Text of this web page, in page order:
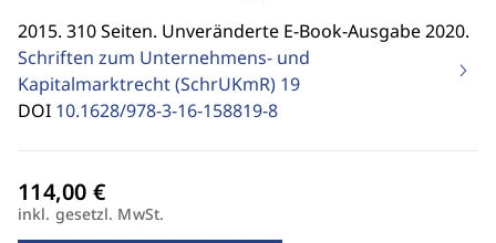
2015. 310 Seiten. Unveränderte E-Book-Ausgabe 2020.
Schriften zum Unternehmens- und
Kapitalmarktrecht (SchrUKmR) 19
DOI 10.1628/978-3-16-158819-8
inkl. gesetzl. MwSt.